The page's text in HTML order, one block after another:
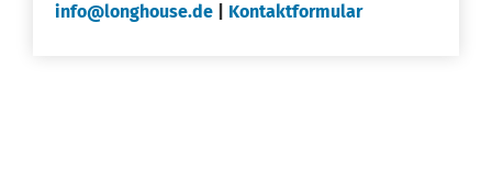
info@longhouse.de
Kontaktformular